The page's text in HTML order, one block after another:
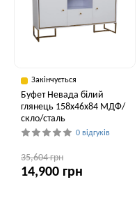
Закінчується
Буфет Невада білий
глянець 158x46x84 МДФ/
скло/сталь
0 відгуків
35,604 грн
14,900 грн